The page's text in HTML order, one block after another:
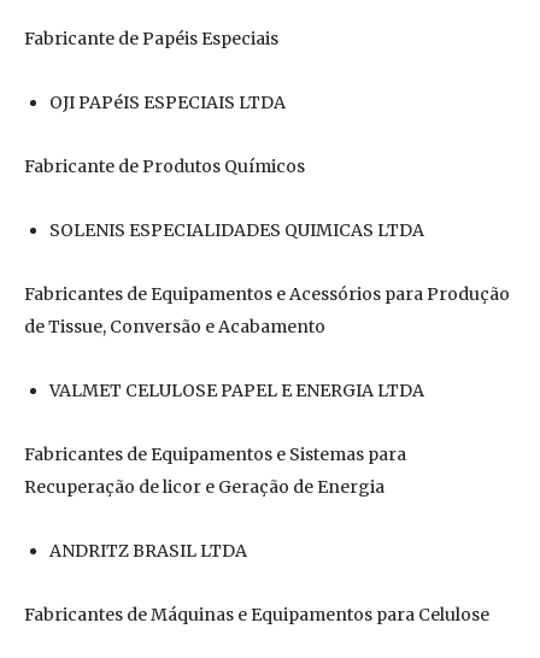
Fabricante de Papéis Especiais
OJI PAPéIS ESPECIAIS LTDA
Fabricante de Produtos Químicos
SOLENIS ESPECIALIDADES QUIMICAS LTDA
Fabricantes de Equipamentos e Acessórios para Produção
de Tissue, Conversão e Acabamento
VALMET CELULOSE PAPEL E ENERGIA LTDA
Fabricantes de Equipamentos e Sistemas para
Recuperação de licor e Geração de Energia
ANDRITZ BRASIL LTDA
Fabricantes de Máquinas e Equipamentos para Celulose